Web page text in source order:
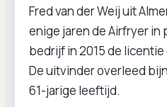
Fred van der Weij uit
enige jaren de Airfryer in
bedrijf in 2015 de licentie
De uitvinder overleed
61-jarige leeftijd.